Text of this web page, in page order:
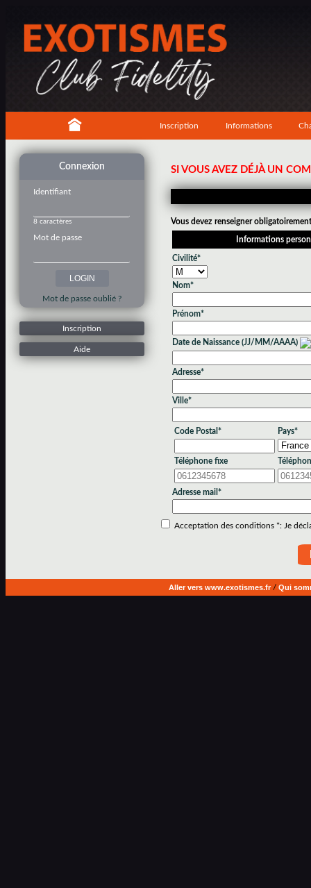
Inscription Informations
Connexion
Identifiant
8 caractères
Mot de passe
Mot de passe oublié ?
Inscription
Aide
SI VOUS AVEZ DÉJÀ UN
Vous devez renseigner
Informations
Civilité*
Nom*
Prénom*
Date de Naissance (JJ/MM/AAAA)
Adresse*
Ville*
Code Postal* Pays*
Téléphone fixe
Adresse mail*
Acceptation des conditions *: Je
Aller vers www.exotismes.fr/ Qui